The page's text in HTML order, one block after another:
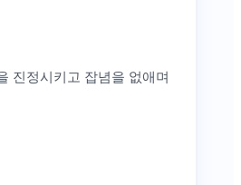
진정시키고 잡념을 없애며